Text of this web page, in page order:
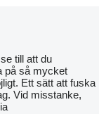
the effect on the
processes,
fertilizers;
made of steel
till att du
på så mycket
Ett sätt att fuska
Vid misstanke,